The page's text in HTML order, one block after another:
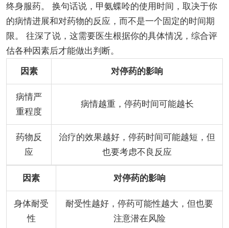
终身服药。 换句话说，甲氨蝶呤的使用时间，取决于你
的病情进展和对药物的反应，而不是一个固定的时间期
限。 往深了说，这需要医生根据你的具体情况，综合评
估各种因素后才能做出判断。
因素 对停药的影响
病情严
重程度
病情越重，停药时间可能越长
药物反
应
治疗的效果越好，停药时间可能越短，但
也要考虑不良反应
因素 对停药的影响
身体耐受
性
耐受性越好，停药可能性越大，但也要
注意潜在风险